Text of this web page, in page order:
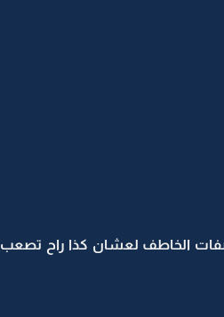
الخاطف لعشان كذا راح تصعب